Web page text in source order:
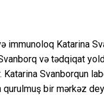
immunoloq Katarina
və tədqiqat
Svanborqun
bir mərkəz